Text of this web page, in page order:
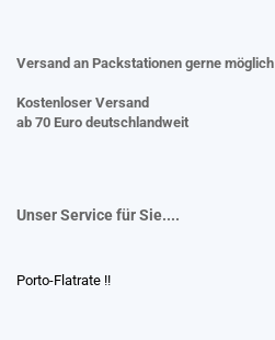
Versand an Packstationen gerne möglich
Kostenloser Versand
ab 70 Euro deutschlandweit
Unser Service für Sie....
Porto-Flatrate !!